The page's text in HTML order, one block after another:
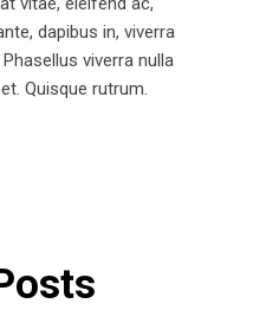
dapibus in, viverra
viverra nulla
Quisque rutrum.